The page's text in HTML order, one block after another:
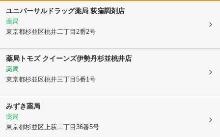
ユニバーサルドラッグ薬局 荻窪調剤店
薬局
東京都杉並区桃井二丁目2番2号
薬局トモズ クイーンズ伊勢丹杉並桃井店
薬局
東京都杉並区桃井三丁目5番1号
みずき薬局
薬局
東京都杉並区 上荻二丁目36番5号